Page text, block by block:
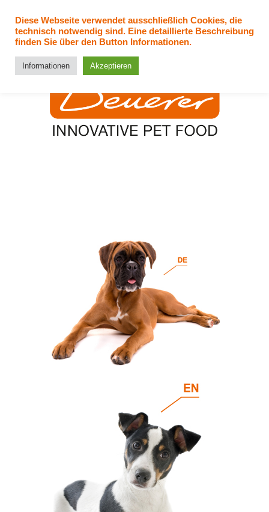
content
Diese Webseite verwendet ausschließlich Cookies, die
technisch notwendig sind. Eine detaillierte Beschreibung
finden Sie über den Button Informationen.
Informationen Akzeptieren